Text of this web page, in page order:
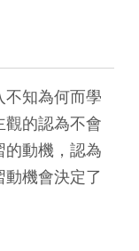
知為何而學
觀的認為不會
動機，認為
機會決定了